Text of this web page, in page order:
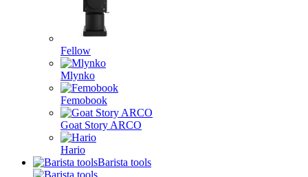
Fellow
Mlynko
Femobook
Goat Story ARCO
Hario
Barista tools